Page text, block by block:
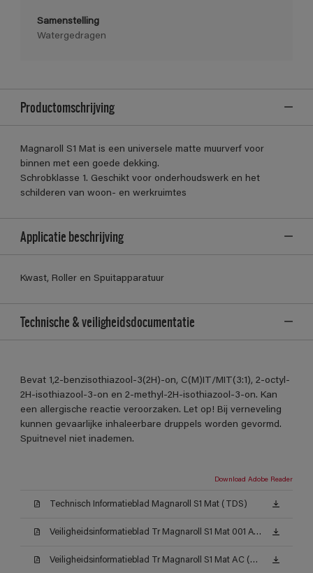
Samenstelling
Watergedragen
Productomschrijving
Magnaroll S1 Mat is een universele matte muurverf voor
binnen met een goede dekking.
Schrobklasse 1. Geschikt voor onderhoudswerk en het
schilderen van woon- en werkruimtes
Applicatie beschrijving
Kwast, Roller en Spuitapparatuur
Technische & veiligheidsdocumentatie
Bevat 1,2-benzisothiazool-3(2H)-on, C(M)IT/MIT(3:1), 2-octyl-
2H-isothiazool-3-on en 2-methyl-2H-isothiazool-3-on. Kan
een allergische reactie veroorzaken. Let op! Bij verneveling
kunnen gevaarlijke inhaleerbare druppels worden gevormd.
Spuitnevel niet inademen.
Download Adobe Reader
Technisch Informatieblad Magnaroll S1 Mat (TDS)
Veiligheidsinformatieblad Tr Magnaroll S1 Mat 001 AW (MSDS)
Veiligheidsinformatieblad Tr Magnaroll S1 Mat AC (MSDS)